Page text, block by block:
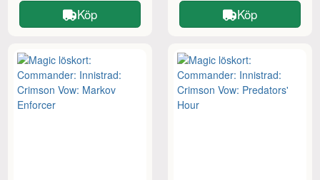
Köp Köp